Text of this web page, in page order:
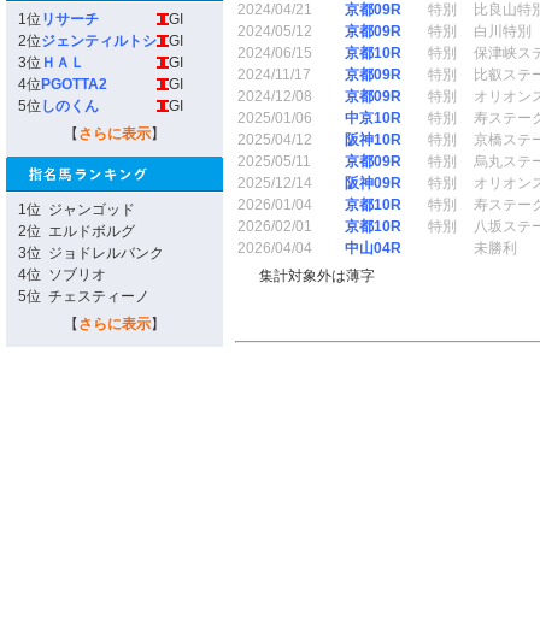
1位 リサーチ
GI
2位ジェンティルトシ
GI
3位 ＨＡＬ
GI
4位 PGOTTA2
GI
5位 しのくん
GI
【 さらに表示】
1位 ジャンゴッド
2位 エルドボルグ
3位 ジョドレルバンク
4位 ソブリオ
5位 チェスティーノ
【 さらに表示】
2024/04/21
京都09R 特別
比良山特
2024/05/12
京都09R 特別
白川特別
2024/06/15
京都10R 特別
保津峡ス
2024/11/17
京都09R 特別
比叡ステ
2024/12/08
京都09R 特別
オリオン
2025/01/06
中京10R 特別
寿ステー
2025/04/12
阪神10R 特別
京橋ステ
2025/05/11
京都09R 特別
烏丸ステ
2025/12/14
阪神09R 特別
オリオン
2026/01/04
京都10R 特別
寿ステー
2026/02/01
京都10R 特別
八坂ステ
2026/04/04
中山04R
未勝利
集計対象外は薄字